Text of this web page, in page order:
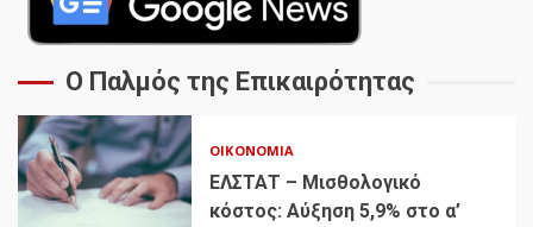
Ο Παλμός της Επικαιρότητας
ΟΙΚΟΝΟΜΊΑ
ΕΛΣΤΑΤ – Μισθολογικό
κόστος: Αύξηση 5,9% στο α’